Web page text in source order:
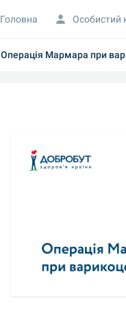
Операція Мармара при
Головна Особистий